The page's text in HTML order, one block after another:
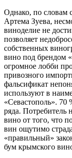
Однако, по словам
Артема Зуева,
виноделие не
позволяет
собственных
вино под брендом
огромное лобби
привозного
фальсификат
используют в
«Севастополь». 70
ряда. Потребитель
вино от того, что
вин ощутимо
«правильный»
бум крымского